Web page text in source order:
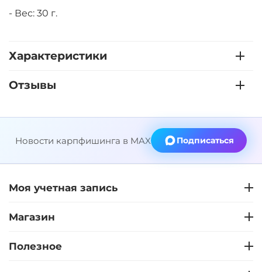
- Вес: 30 г.
Характеристики
Отзывы
Новости карпфишинга в MAX Подписаться
Моя учетная запись
Магазин
Полезное